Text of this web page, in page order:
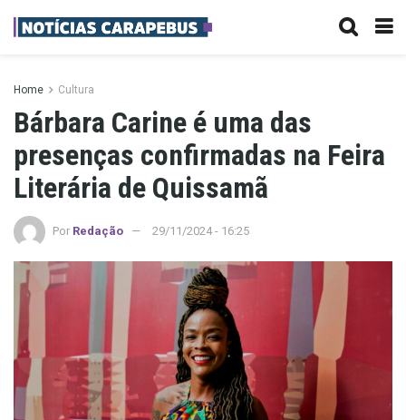
Home Cultura
Bárbara Carine é uma das
presenças confirmadas na Feira
Literária de Quissamã
Por Redação 29/11/2024 - 16:25